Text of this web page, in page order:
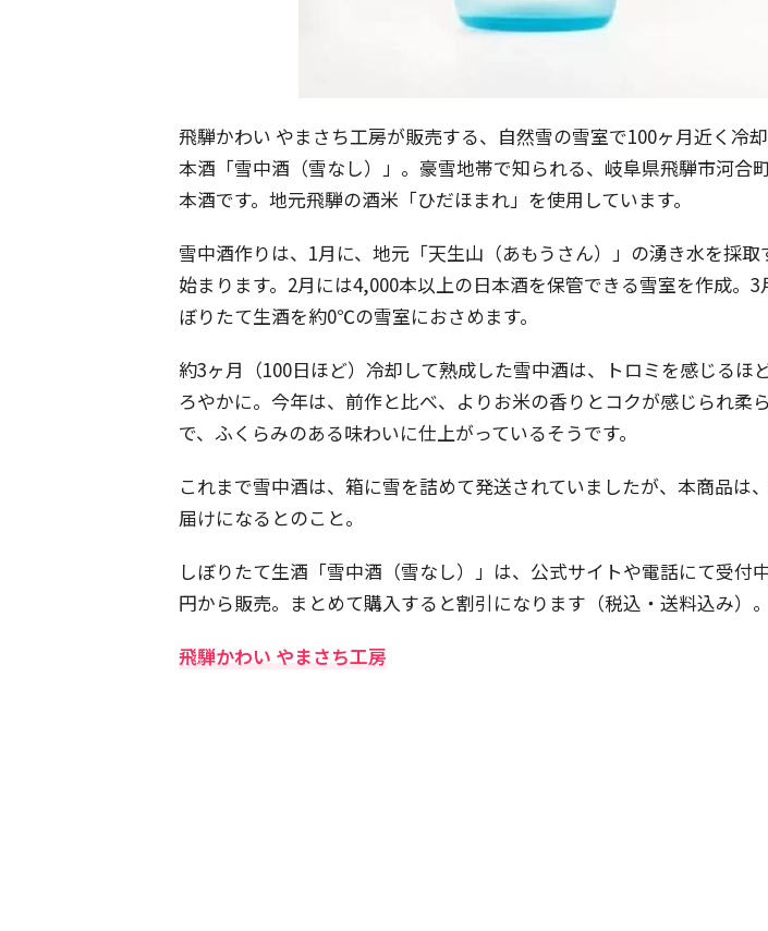
飛騨かわい やまさち工房が販売する、自然雪の雪室で100ヶ月近く冷
本酒「雪中酒（雪なし）」。豪雪地帯で知られる、岐阜県飛騨市河合
本酒です。地元飛騨の酒米「ひだほまれ」を使用しています。
雪中酒作りは、1月に、地元「天生山（あもうさん）」の湧き水を採取
始まります。2月には4,000本以上の日本酒を保管できる雪室を作成。3
ぼりたて生酒を約0℃の雪室におさめます。
約3ヶ月（100日ほど）冷却して熟成した雪中酒は、トロミを感じるほ
ろやかに。今年は、前作と比べ、よりお米の香りとコクが感じられ柔
で、ふくらみのある味わいに仕上がっているそうです。
これまで雪中酒は、箱に雪を詰めて発送されていましたが、本商品は
届けになるとのこと。
しぼりたて生酒「雪中酒（雪なし）」は、公式サイトや電話にて受付
円から販売。まとめて購入すると割引になります（税込・送料込み）。
飛騨かわい やまさち工房